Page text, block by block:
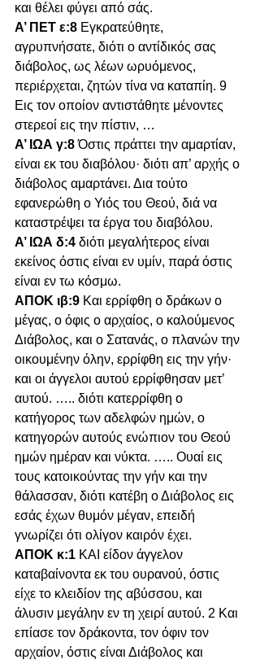
και θέλει φύγει από σάς.
Α’ ΠΕΤ ε:8 Εγκρατεύθητε,
αγρυπνήσατε, διότι ο αντίδικός σας
διάβολος, ως λέων ωρυόμενος,
περιέρχεται, ζητών τίνα να καταπίη. 9
Εις τον οποίον αντιστάθητε μένοντες
στερεοί εις την πίστιν, …
Α’ ΙΩΑ γ:8 Όστις πράττει την αμαρτίαν,
είναι εκ του διαβόλου· διότι απ’ αρχής ο
διάβολος αμαρτάνει. Δια τούτο
εφανερώθη ο Υιός του Θεού, διά να
καταστρέψει τα έργα του διαβόλου.
Α’ ΙΩΑ δ:4 διότι μεγαλήτερος είναι
εκείνος όστις είναι εν υμίν, παρά όστις
είναι εν τω κόσμω.
ΑΠΟΚ ιβ:9 Και ερρίφθη ο δράκων ο
μέγας, ο όφις ο αρχαίος, ο καλούμενος
Διάβολος, και ο Σατανάς, ο πλανών την
οικουμένην όλην, ερρίφθη εις την γήν·
και οι άγγελοι αυτού ερρίφθησαν μετ’
αυτού. ….. διότι κατερρίφθη ο
κατήγορος των αδελφών ημών, ο
κατηγορών αυτούς ενώπιον του Θεού
ημών ημέραν και νύκτα. ….. Ουαί εις
τους κατοικούντας την γήν και την
θάλασσαν, διότι κατέβη ο Διάβολος εις
εσάς έχων θυμόν μέγαν, επειδή
γνωρίζει ότι ολίγον καιρόν έχει.
ΑΠΟΚ κ:1 ΚΑΙ είδον άγγελον
καταβαίνοντα εκ του ουρανού, όστις
είχε το κλειδίον της αβύσσου, και
άλυσιν μεγάλην εν τη χειρί αυτού. 2 Και
επίασε τον δράκοντα, τον όφιν τον
αρχαίον, όστις είναι Διάβολος και